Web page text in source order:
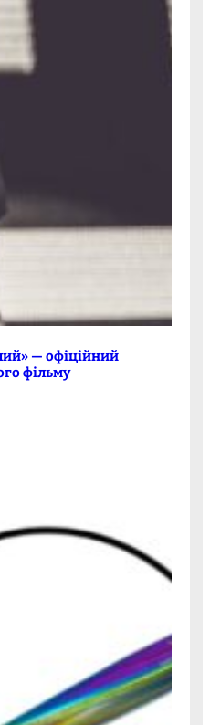
— офіційний
фільму